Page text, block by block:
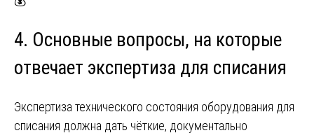
4. Основные вопросы, на которые
отвечает экспертиза для списания
Экспертиза технического состояния оборудования для
списания должна дать чёткие, документально